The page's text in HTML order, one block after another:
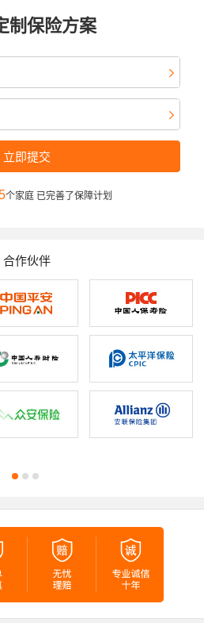
制保险方案
立即提交
个家庭 已完善了保障计划
合作伙伴